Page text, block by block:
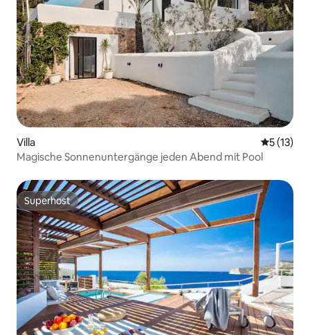
Villa
5 (13)
Magische Sonnenuntergänge jeden Abend mit Pool
Superhost
Superhost